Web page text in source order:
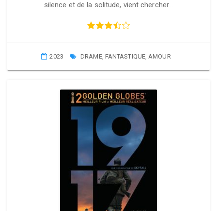
silence et de la solitude, vient chercher…
2023 DRAME, FANTASTIQUE,AMOUR